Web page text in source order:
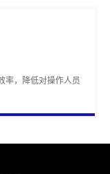
率，降低对操作人员